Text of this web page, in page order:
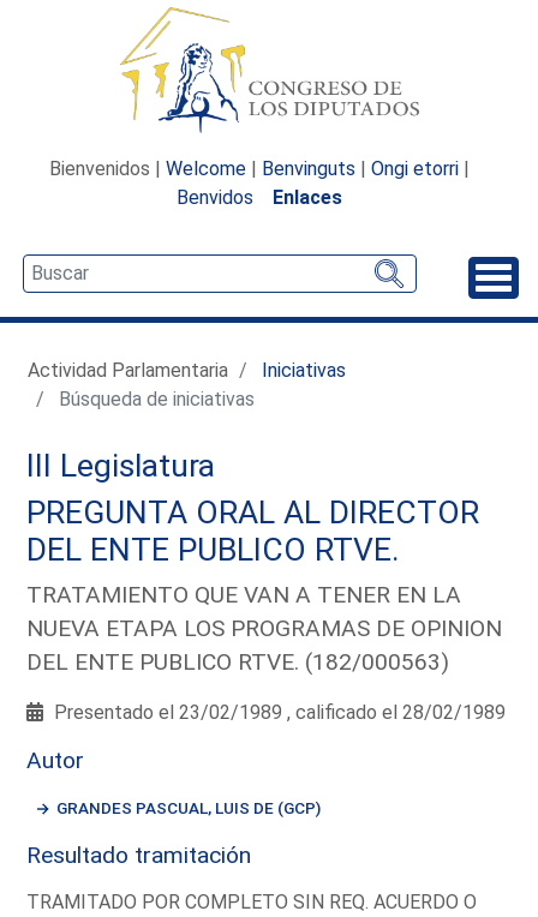
Bienvenidos | Welcome | Benvinguts | Ongi etorri |
Benvidos
Enlaces
Actividad Parlamentaria
Iniciativas
Búsqueda de iniciativas
III Legislatura
PREGUNTA ORAL AL DIRECTOR
DEL ENTE PUBLICO RTVE.
TRATAMIENTO QUE VAN A TENER EN LA
NUEVA ETAPA LOS PROGRAMAS DE OPINION
DEL ENTE PUBLICO RTVE. (182/000563)
Presentado el 23/02/1989 , calificado el 28/02/1989
Autor
GRANDES PASCUAL, LUIS DE (GCP)
Resultado tramitación
TRAMITADO POR COMPLETO SIN REQ. ACUERDO O